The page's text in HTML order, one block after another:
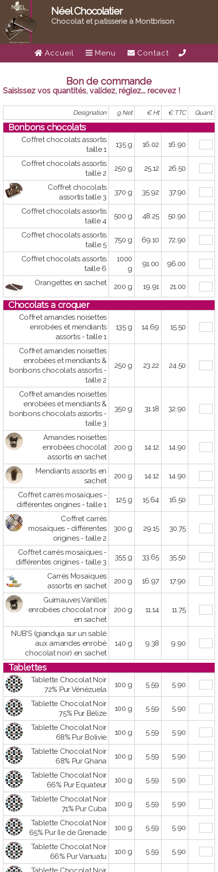
Néel Chocolatier
Chocolat et patisserie à Montbrison
Accueil Menu Contact
Bon de commande
Saisissez vos quantités, validez, réglez... recevez !
Designation g Net € Ht € TTC Quant.
Bonbons chocolats
Coffret chocolats assortis
taille 1
135 g 16.02 16.90
Coffret chocolats assortis
taille 2
250 g 25.12 26.50
Coffret chocolats
assortis taille 3
370 g 35.92 37.90
Coffret chocolats assortis
taille 4
500 g 48.25 50.90
Coffret chocolats assortis
taille 5
750 g 69.10 72.90
Coffret chocolats assortis
taille 6
1000
g
91.00 96.00
Orangettes en sachet 200 g 19.91 21.00
Chocolats a croquer
Coffret amandes noisettes
enrobées et mendiants
assortis - taille 1
135 g 14.69 15.50
Coffret amandes noisettes
enrobées et mendiants &
bonbons chocolats assortis -
taille 2
250 g 23.22 24.50
Coffret amandes noisettes
enrobées et mendiants &
bonbons chocolats assortis -
taille 3
350 g 31.18 32.90
Amandes noisettes
enrobées chocolat
assortis en sachet
200 g 14.12 14.90
Mendiants assortis en
sachet
200 g 14.12 14.90
Coffret carrés mosaïques -
différentes origines - taille 1
125 g 15.64 16.50
Coffret carrés
mosaïques - différentes
origines - taille 2
300 g 29.15 30.75
Coffret carrés mosaïques -
différentes origines - taille 3
355 g 33.65 35.50
Carrés Mosaïques
assortis en sachet
200 g 16.97 17.90
Guimauves Vanilles
enrobées chocolat noir
en sachet
200 g 11.14 11.75
NUB'S (gianduja sur un sablé
aux amandes enrobé
chocolat noir) en sachet
140 g 9.38 9.90
Tablettes
Tablette Chocolat Noir
72% Pur Vénézuela
100 g 5.59 5.90
Tablette Chocolat Noir
75% Pur Bélize
100 g 5.59 5.90
Tablette Chocolat Noir
68% Pur Bolivie
100 g 5.59 5.90
Tablette Chocolat Noir
68% Pur Ghana
100 g 5.59 5.90
Tablette Chocolat Noir
66% Pur Equateur
100 g 5.59 5.90
Tablette Chocolat Noir
71% Pur Cuba
100 g 5.59 5.90
Tablette Chocolat Noir
65% Pur Ile de Grenade
100 g 5.59 5.90
Tablette Chocolat Noir
66% Pur Vanuatu
100 g 5.59 5.90